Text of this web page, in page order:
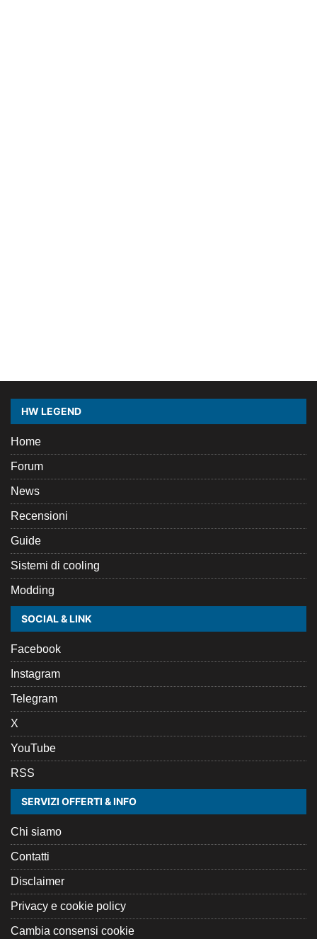
HW LEGEND
Home
Forum
News
Recensioni
Guide
Sistemi di cooling
Modding
SOCIAL & LINK
Facebook
Instagram
Telegram
X
YouTube
RSS
SERVIZI OFFERTI & INFO
Chi siamo
Contatti
Disclaimer
Privacy e cookie policy
Cambia consensi cookie